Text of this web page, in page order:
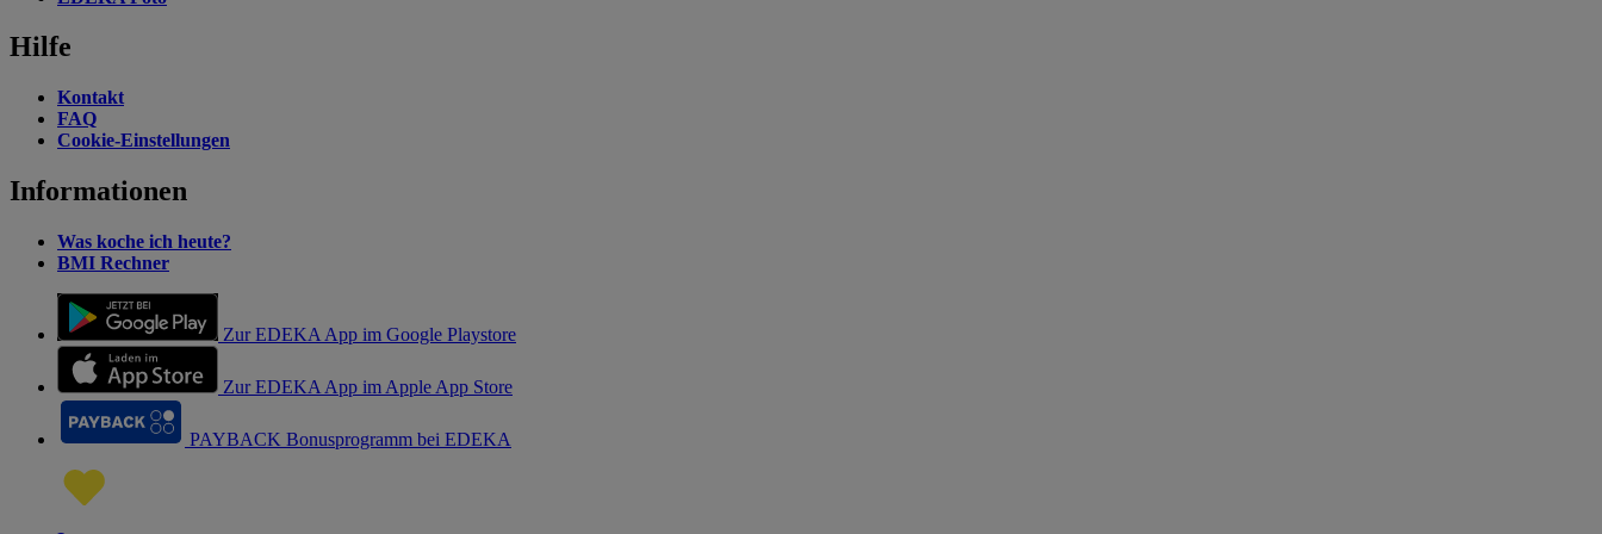
Hilfe
Kontakt
FAQ
Cookie-Einstellungen
Informationen
Was koche ich heute?
BMI Rechner
Zur EDEKA App im Google Playstore
Zur EDEKA App im Apple App Store
PAYBACK Bonusprogramm bei EDEKA